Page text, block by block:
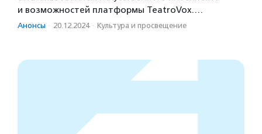
и возможностей платформы TeatroVox.…
Анонсы · 20.12.2024 · Культура и просвещение